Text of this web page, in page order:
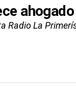
Radio La